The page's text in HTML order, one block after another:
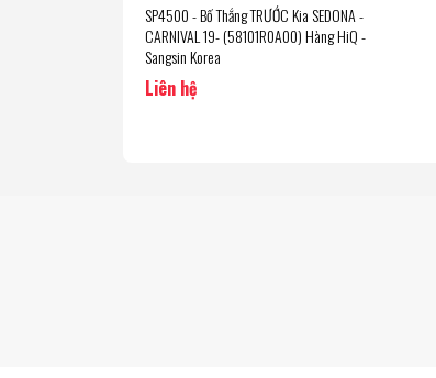
SP4500 - Bố Thắng TRƯỚC Kia SEDONA -
CARNIVAL 19- (58101R0A00) Hàng HiQ -
Sangsin Korea
Liên hệ